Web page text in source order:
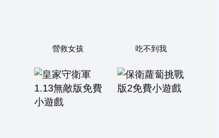
營救女孩 吃不到我